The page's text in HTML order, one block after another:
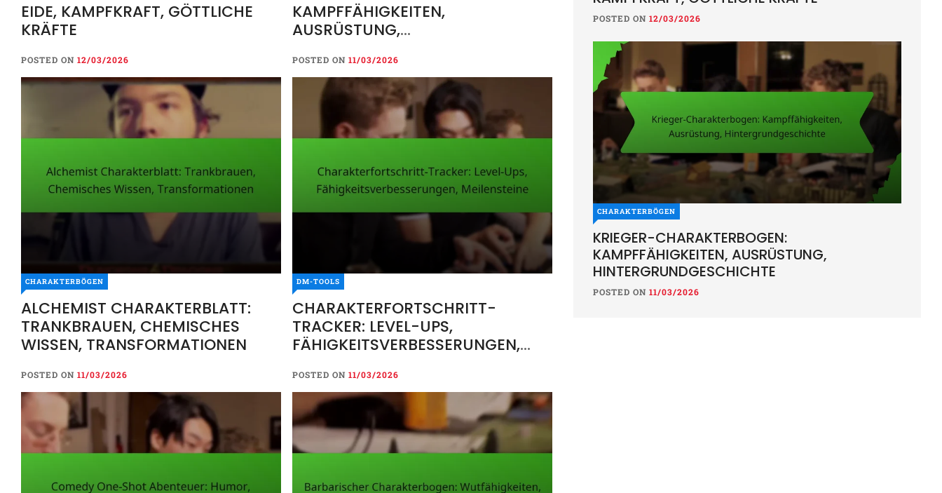
EIDE, KAMPFKRAFT, GÖTTLICHE
KRÄFTE
POSTED ON 12/03/2026
KAMPFFÄHIGKEITEN,
AUSRÜSTUNG,
POSTED ON11/03/2026
CHARAKTERBÖGEN
ALCHEMIST CHARAKTERBLATT:
TRANKBRAUEN, CHEMISCHES
WISSEN, TRANSFORMATIONEN
POSTED ON 11/03/2026
DM-TOOLS
CHARAKTERFORTSCHRITT-
TRACKER: LEVEL-UPS,
FÄHIGKEITSVERBESSERUNGEN,
POSTED ON11/03/2026
POSTED ON12/03/2026
CHARAKTERBÖGEN
KRIEGER-CHARAKTERBOGEN:
KAMPFFÄHIGKEITEN, AUSRÜSTUNG,
HINTERGRUNDGESCHICHTE
POSTED ON11/03/2026